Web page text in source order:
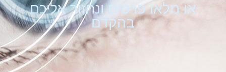
או מלאו פרטים ונחזור אליכם
בהקדם